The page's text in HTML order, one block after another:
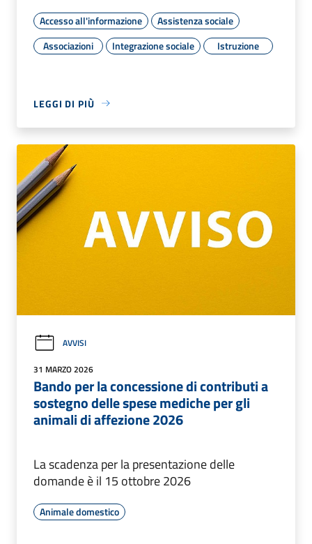
Accesso all'informazione
Assistenza sociale
Associazioni
Integrazione sociale Istruzione
LEGGI DI PIÙ
AVVISI
31 MARZO 2026
Bando per la concessione di contributi a
sostegno delle spese mediche per gli
animali di affezione 2026
La scadenza per la presentazione delle
domande è il 15 ottobre 2026
Animale domestico